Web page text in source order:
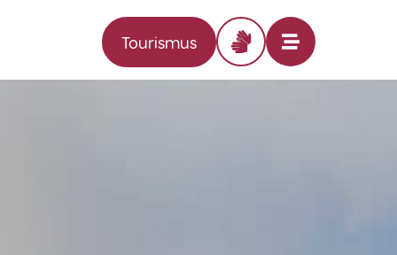
Tourismus